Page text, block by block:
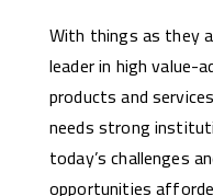
With things as they
leader in high value-
products and
needs strong
today’s challenges
opportunities